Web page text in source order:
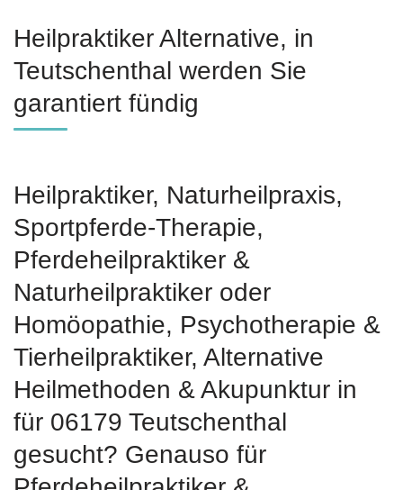
Heilpraktiker Alternative, in
Teutschenthal werden Sie
garantiert fündig
Heilpraktiker, Naturheilpraxis,
Sportpferde-Therapie,
Pferdeheilpraktiker &
Naturheilpraktiker oder
‎Homöopathie, ‎Psychotherapie &
‎Tierheilpraktiker, Alternative
Heilmethoden & Akupunktur in
für 06179 Teutschenthal
gesucht? Genauso für